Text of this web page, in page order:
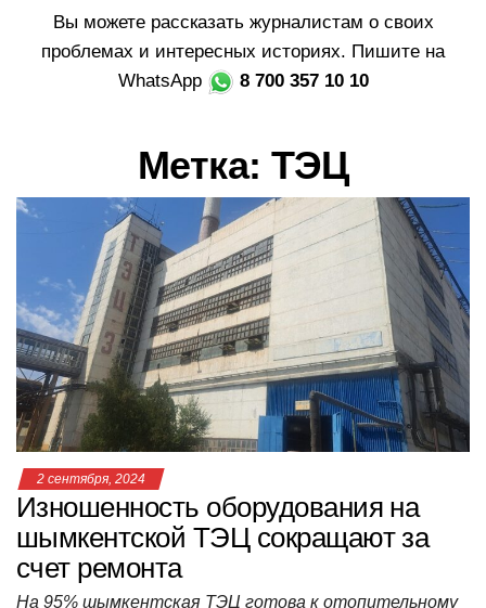
а
ц
и
ю
Вы можете рассказать журналистам о своих
проблемах и интересных историях. Пишите на
WhatsApp
8 700 357 10 10
Метка: ТЭЦ
2 сентября, 2024
Изношенность оборудования на
шымкентской ТЭЦ сокращают за
счет ремонта
На 95% шымкентская ТЭЦ готова к отопительному